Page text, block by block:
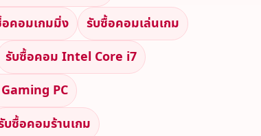
คอมเกมมิ่ง
รับซื้อคอมเล่นเกม
รับซื้อคอม Intel Core i7
PC
บซื้อคอมร้านเกม